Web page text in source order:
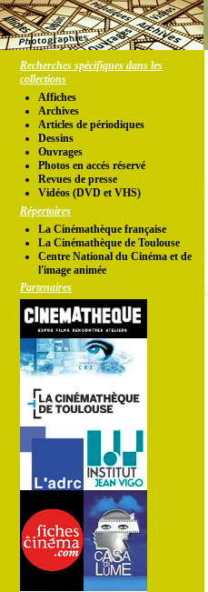
Recherches spécifiques dans les
collections
Affiches
Archives
Articles de périodiques
Dessins
Ouvrages
Photos en accés réservé
Revues de presse
Vidéos (DVD et VHS)
Répertoires
La Cinémathèque française
La Cinémathèque de Toulouse
Centre National du Cinéma et de
l'image animée
Partenaires